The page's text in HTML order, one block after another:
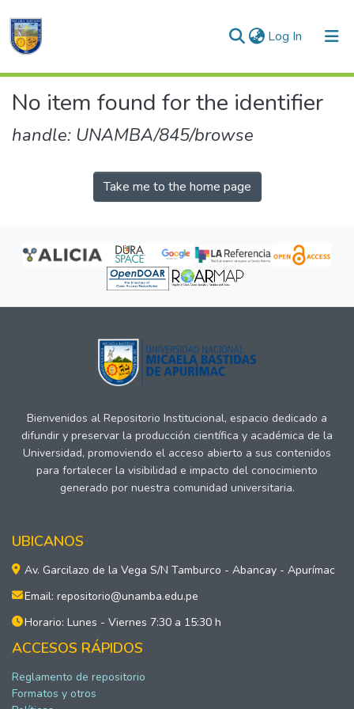
Log In (current)
Communities & Collections
No item found for the identifier
handle: UNAMBA/845/browse
Take me to the home page
Bienvenidos al Repositorio Institucional, espacio dedicado a
difundir y preservar la producción científica y académica de la
Universidad, promoviendo el acceso abierto a sus contenidos
para fortalecer la visibilidad e impacto del conocimiento
generado por nuestra comunidad universitaria.
UBICANOS
Av. Garcilazo de la Vega S/N Tamburco - Abancay - Apurímac
Email: repositorio@unamba.edu.pe
Horario: Lunes - Viernes 7:30 a 15:30 h
ACCESOS RÁPIDOS
Reglamento de repositorio
Formatos y otros